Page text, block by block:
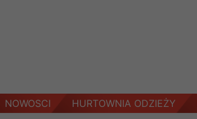
NOWOSCI HURTOWNIA ODZIEŻY